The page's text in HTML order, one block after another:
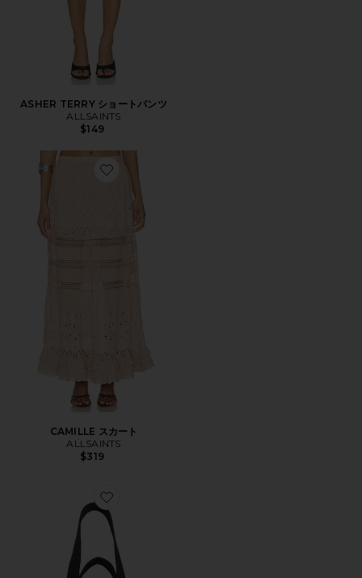
ASHER TERRY ショートパンツ
ALLSAINTS
$149
Favorite CAMILLE スカート
CAMILLE スカート
ALLSAINTS
$319
Favorite IZZY トートバッグ